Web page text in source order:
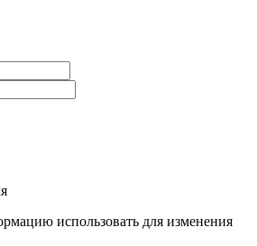
использовать для изменения